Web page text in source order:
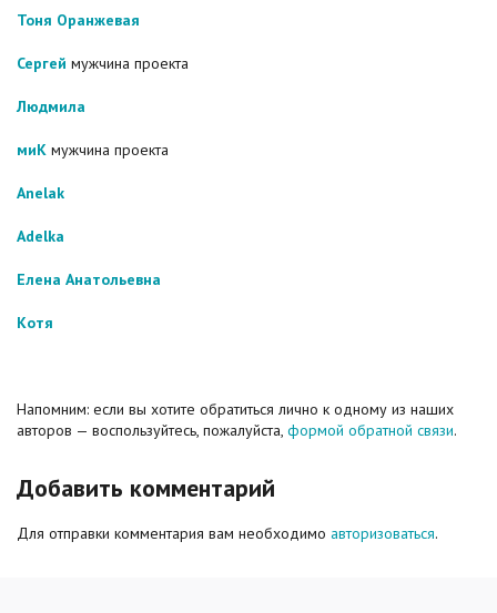
Тоня Оранжевая
Сергей мужчина проекта
Людмила
миК мужчина проекта
Anelak
Adelka
Елена Анатольевна
Котя
Напомним: если вы хотите обратиться лично к одному из наших
авторов — воспользуйтесь, пожалуйста, формой обратной связи.
Добавить комментарий
Для отправки комментария вам необходимо авторизоваться.